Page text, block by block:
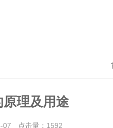
理及用途
07 点击量： 1592